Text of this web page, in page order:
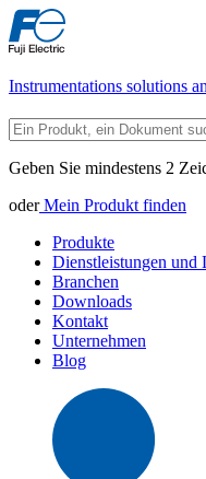
Instrumentations solutions
Geben Sie mindestens 2
oderMein Produkt finden
Produkte
Dienstleistungen und
Branchen
Downloads
Kontakt
Unternehmen
Blog